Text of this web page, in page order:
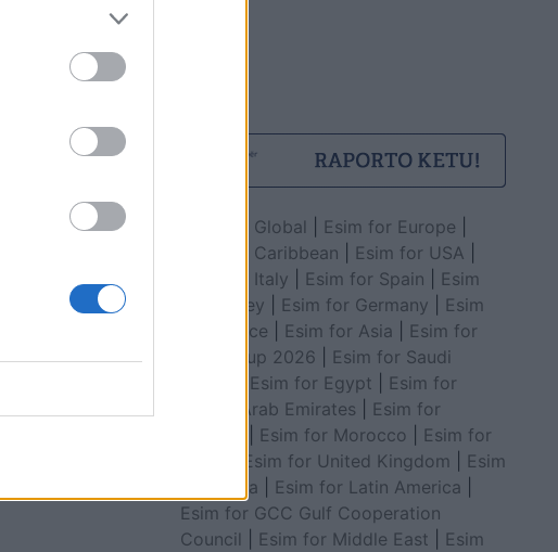
Esim for Global Esim for Europe
Esim for Caribbean
Esim for USA
Esim for Italy
Esim for Spain
Esim
for Turkey
Esim for Germany
Esim
for Greece
Esim for Asia
Esim for
World Cup 2026
Esim for Saudi
Esim for Egypt
Esim for
United Arab Emirates
Esim for
Esim for Morocco
Esim for
Esim for United Kingdom
Esim
for Africa
Esim for Latin America
Esim for GCC Gulf Cooperation
Council
Esim for Middle East
Esim